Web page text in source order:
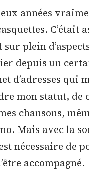
années
C’était
plein
depuis un
d’adresses qui
mon statut, de
chansons,
Mais avec la
nécessaire de
accompagné.